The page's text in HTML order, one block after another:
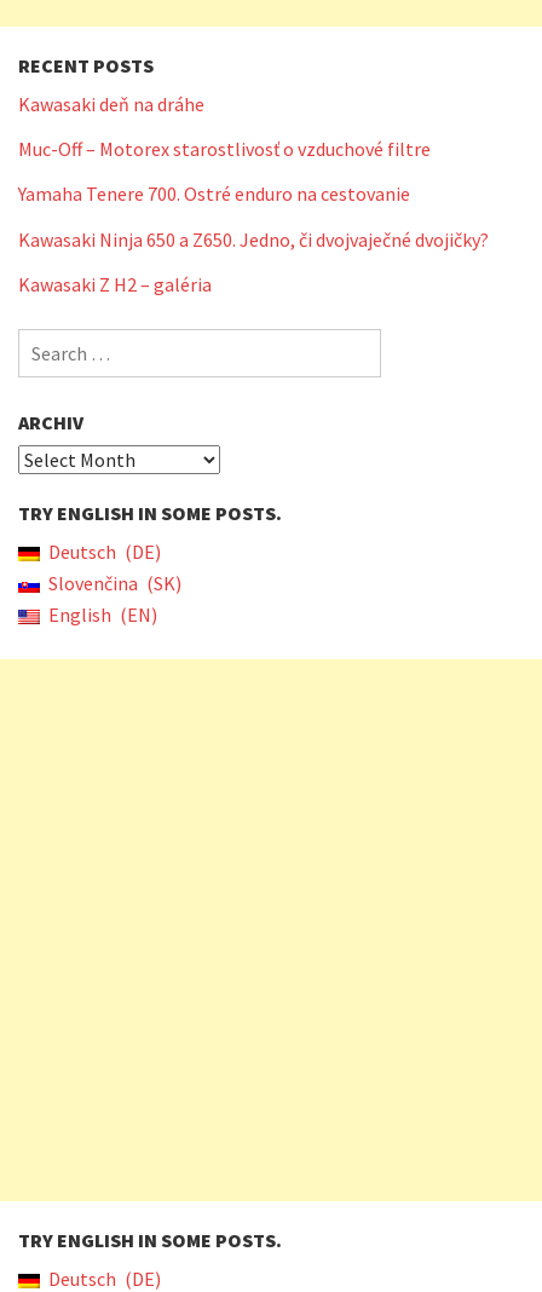
RECENT POSTS
Kawasaki deň na dráhe
Muc-Off – Motorex starostlivosť o vzduchové filtre
Yamaha Tenere 700. Ostré enduro na cestovanie
Kawasaki Ninja 650 a Z650. Jedno, či dvojvaječné dvojičky?
Kawasaki Z H2 – galéria
Search
for:
ARCHIV
Archiv
TRY ENGLISH IN SOME POSTS.
Deutsch
DE
Slovenčina
SK
English
EN
TRY ENGLISH IN SOME POSTS.
Deutsch
DE